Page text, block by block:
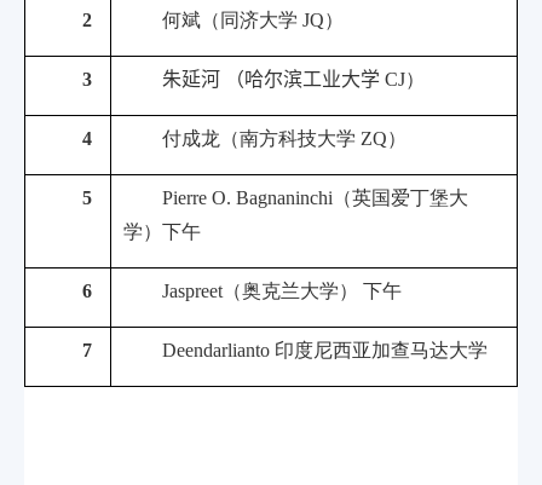
2 何斌（同济大学 JQ）
3 朱延河 （哈尔滨工业大学 CJ）
4 付成龙（南方科技大学 ZQ）
5 Pierre O. Bagnaninchi （英国爱丁堡大
学）下午
6 Jaspreet （奥克兰大学） 下午
7 Deendarlianto 印度尼西亚加查马达大学